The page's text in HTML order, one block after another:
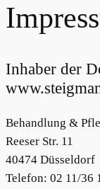
Inhaber der
Behandlung &
Reeser Str. 11
40474 Düsseldorf
Telefon: 02 11/36